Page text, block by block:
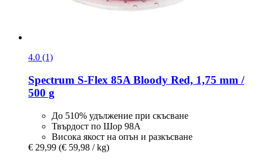
4.0 (1)
Spectrum S-​Flex 85A Bloody Red, 1,75 mm /
500 g
До 510% удължение при скъсване
Твърдост по Шор 98A
Висока якост на опън и разкъсване
€ 29,99 (€ 59,98 / kg)